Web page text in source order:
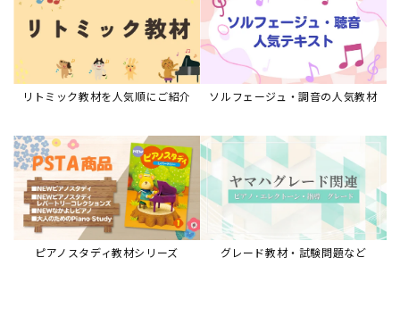
リトミック教材を人気順にご紹介 ソルフェージュ・調音の人気教材
ピアノスタディ教材シリーズ グレード教材・試験問題など